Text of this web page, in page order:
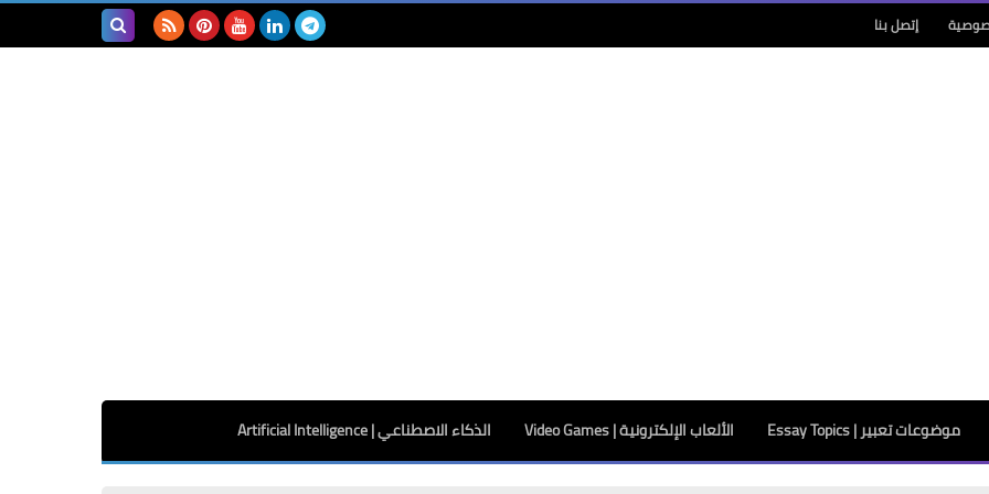
إتصل بنا
موضوعات تعبير | Essay Topics الألعاب الإلكترونية | Video Games الذكاء الاصطناعي | Artificial Intelligence